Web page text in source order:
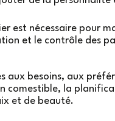
est nécessaire pour
et le contrôle des
aux besoins, aux
comestible, la
et de beauté.